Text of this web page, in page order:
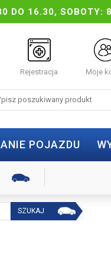
DO 16.30, SOBOTY:
Rejestracja Moje
POJAZDU